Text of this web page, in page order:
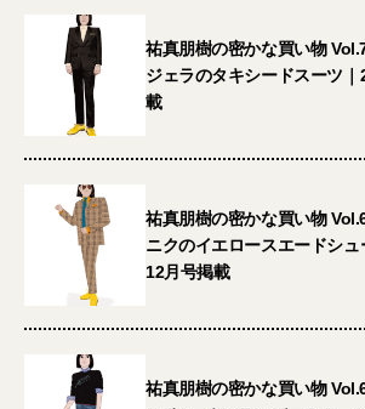
祐真朋樹の密かな買い物
ジェラのタキシードスーツ
載
祐真朋樹の密かな買い物
ニクのイエロースエードシ
12月号掲載
祐真朋樹の密かな買い物